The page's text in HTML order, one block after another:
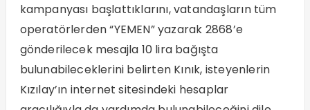
kampanyası başlattıklarını, vatandaşların tüm
operatörlerden “YEMEN” yazarak 2868’e
gönderilecek mesajla 10 lira bağışta
bulunabileceklerini belirten Kınık, isteyenlerin
Kızılay’ın internet sitesindeki hesaplar